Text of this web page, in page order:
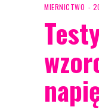
MIERNICTWO